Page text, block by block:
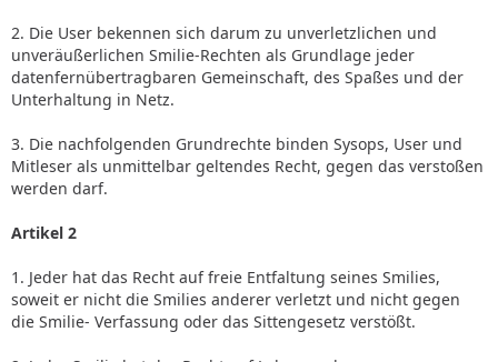
2. Die User bekennen sich darum zu unverletzlichen und
unveräußerlichen Smilie-Rechten als Grundlage jeder
datenfernübertragbaren Gemeinschaft, des Spaßes und der
Unterhaltung in Netz.
3. Die nachfolgenden Grundrechte binden Sysops, User und
Mitleser als unmittelbar geltendes Recht, gegen das verstoßen
werden darf.
Artikel 2
1. Jeder hat das Recht auf freie Entfaltung seines Smilies,
soweit er nicht die Smilies anderer verletzt und nicht gegen
die Smilie- Verfassung oder das Sittengesetz verstößt.